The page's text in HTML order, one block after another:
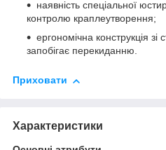
наявність спеціальної
контролю краплеутворення;
ергономічна конструкція
запобігає перекиданню.
Приховати
Характеристики